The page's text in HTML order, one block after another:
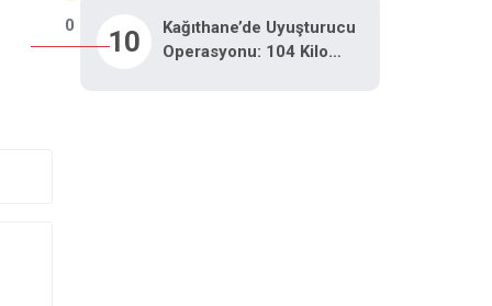
0 10
Kağıthane’de Uyuşturucu
Operasyonu: 104 Kilo